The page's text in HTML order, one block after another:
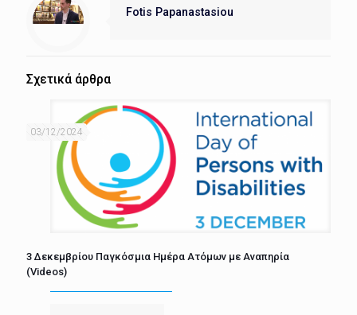
Fotis Papanastasiou
Σχετικά άρθρα
03/12/2024
3 Δεκεμβρίου Παγκόσμια Ημέρα Ατόμων με Αναπηρία
(Videos)